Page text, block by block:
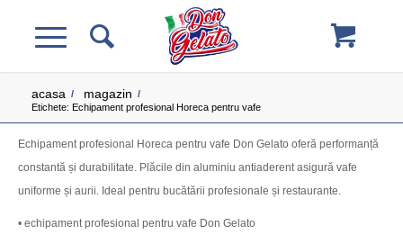
acasa / magazin /
Etichete: Echipament profesional Horeca pentru vafe
Echipament profesional Horeca pentru vafe Don Gelato oferă performanță
constantă și durabilitate. Plăcile din aluminiu antiaderent asigură vafe
uniforme și aurii. Ideal pentru bucătării profesionale și restaurante.
• echipament profesional pentru vafe Don Gelato